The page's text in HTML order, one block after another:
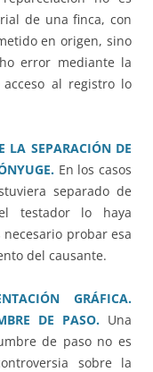
de una finca, con
en origen, sino
error mediante la
al registro lo
LA SEPARACIÓN DE
En los casos
separado de
testador lo haya
probar esa
del causante.
GRÁFICA.
DE PASO. Una
de paso no es
sobre la